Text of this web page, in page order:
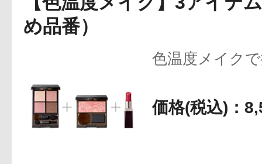
め品番）
色温度メイク
どんな色も自
価格(税込)：